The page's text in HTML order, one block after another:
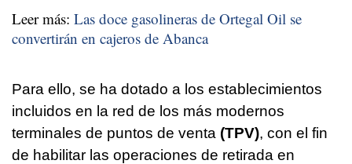
Leer más: Las doce gasolineras de Ortegal Oil se
convertirán en cajeros de Abanca
Para ello, se ha dotado a los establecimientos
incluidos en la red de los más modernos
terminales de puntos de venta (TPV), con el fin
de habilitar las operaciones de retirada en